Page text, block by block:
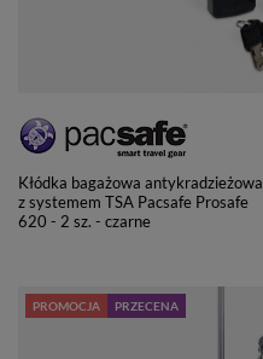
Kłódka bagażowa antykradzieżowa
z systemem TSA Pacsafe Prosafe
620 - 2 sz. - czarne
PROMOCJA PRZECENA